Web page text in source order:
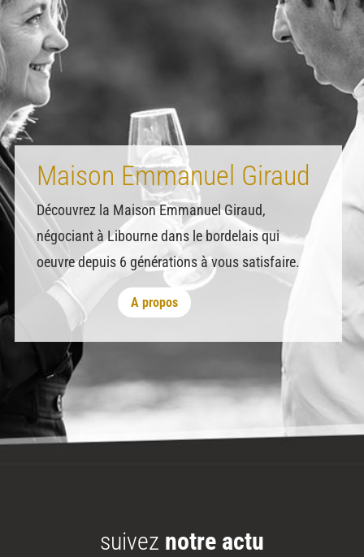
Maison Emmanuel Giraud
Découvrez la Maison Emmanuel Giraud,
négociant à Libourne dans le bordelais qui
oeuvre depuis 6 générations à vous satisfaire.
A propos
suivez notre actu